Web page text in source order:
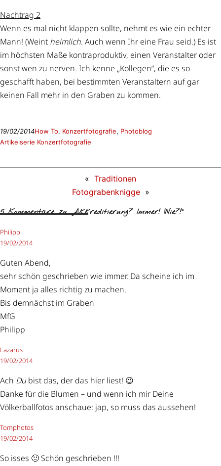
Nachtrag 2
Wenn es mal nicht klappen sollte, nehmt es wie ein echter
Mann! (Weint heimlich. Auch wenn Ihr eine Frau seid.) Es ist
im höchsten Maße kontraproduktiv, einen Veranstalter oder
sonst wen zu nerven. Ich kenne „Kollegen“, die es so
geschafft haben, bei bestimmten Veranstaltern auf gar
keinen Fall mehr in den Graben zu kommen.
19/02/2014How To, Konzertfotografie, Photoblog
Artikelserie Konzertfotografie
« Traditionen
Fotograbenknigge »
5 Kommentare zu „Akkreditierung? Immer! Wie?!“
Philipp
19/02/2014
Guten Abend,
sehr schön geschrieben wie immer. Da scheine ich im
Moment ja alles richtig zu machen.
Bis demnächst im Graben
MfG
Philipp
Lazarus
19/02/2014
Ach Du bist das, der das hier liest! 😉
Danke für die Blumen – und wenn ich mir Deine
Völkerballfotos anschaue: jap, so muss das aussehen!
Tomphotos
19/02/2014
So isses 🙂 Schön geschrieben !!!